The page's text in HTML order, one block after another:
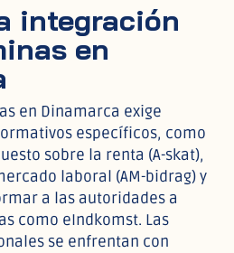
integración
en
en Dinamarca exige
específicos, como
sobre la renta (A-skat),
laboral (AM-bidrag) y
a las autoridades a
como eIndkomst. Las
se enfrentan con